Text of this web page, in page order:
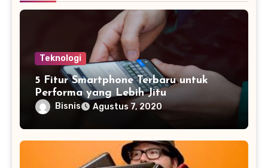
Teknologi
5 Fitur Smartphone Terbaru untuk
Performa yang Lebih Jitu
Bisnis Agustus 7, 2020